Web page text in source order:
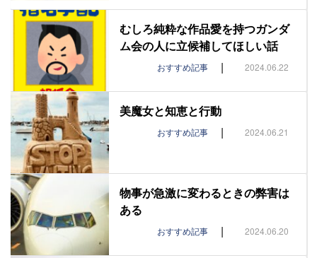
むしろ純粋な作品愛を持つガンダ
ム会の人に立候補してほしい話
おすすめ記事 | 2024.06.22
美魔女と知恵と行動
おすすめ記事 | 2024.06.21
物事が急激に変わるときの弊害は
ある
おすすめ記事 | 2024.06.20